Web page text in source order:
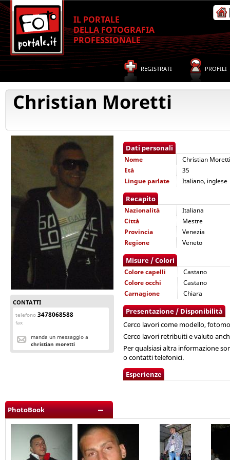
IL PORTALE
DELLA FOTOGRAFIA
PROFESSIONALE
REGISTRATI PROFILI
Christian Moretti
CONTATTI
telefono 3478068588
fax
manda un messaggio a
christian moretti
Dati personali
Nome
Christian Moretti
Età
35
Lingue parlate
Italiano, inglese
Recapito
Nazionalità
Italiana
Città
Mestre
Provincia
Venezia
Regione
Veneto
Misure / Colori
Colore capelli
Castano
Colore occhi
Castano
Carnagione
Chiara
Presentazione / Disponibilità
Cerco lavori come modello,
Cerco lavori retribuiti e valuto
Per qualsiasi altra informazione
o contatti telefonici.
Esperienze
PhotoBook